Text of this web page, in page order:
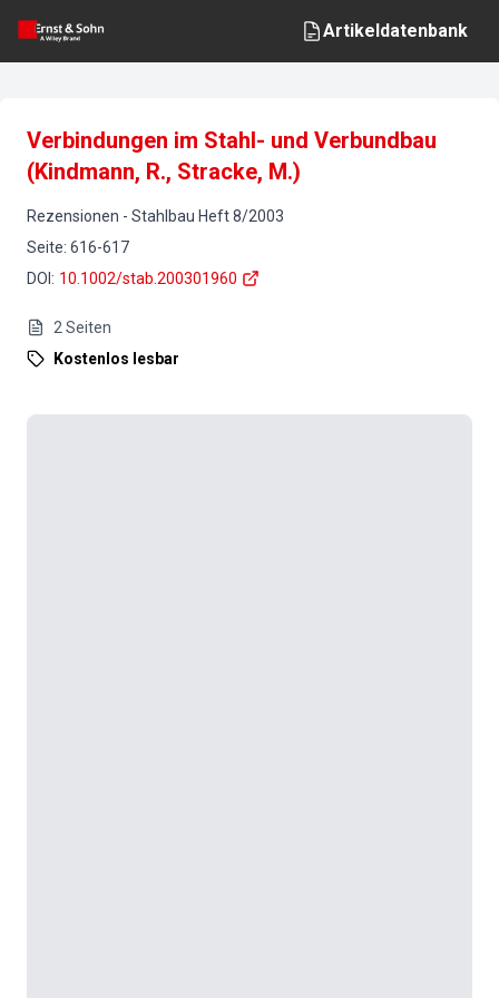
Artikeldatenbank
Verbindungen im Stahl- und Verbundbau
(Kindmann, R., Stracke, M.)
Rezensionen - Stahlbau Heft8/2003
Seite: 616-617
DOI : 10.1002/stab.200301960
2 Seiten
Kostenlos lesbar